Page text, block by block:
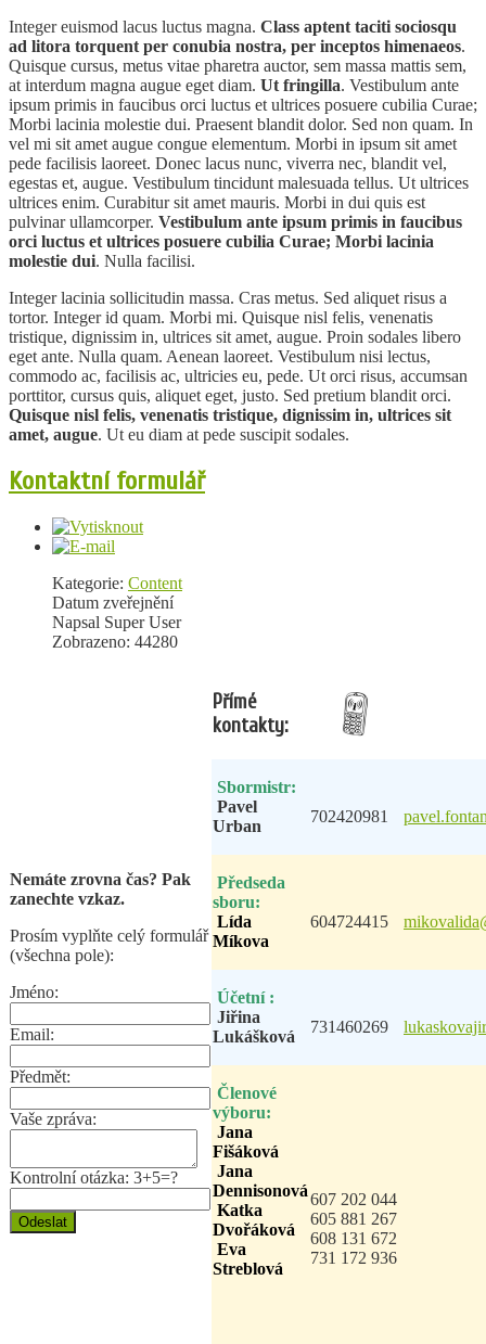
Integer euismod lacus luctus magna. Class aptent taciti sociosqu
ad litora torquent per conubia nostra, per inceptos himenaeos.
Quisque cursus, metus vitae pharetra auctor, sem massa mattis sem,
at interdum magna augue eget diam. Ut fringilla. Vestibulum ante
ipsum primis in faucibus orci luctus et ultrices posuere cubilia Curae;
Morbi lacinia molestie dui. Praesent blandit dolor. Sed non quam. In
vel mi sit amet augue congue elementum. Morbi in ipsum sit amet
pede facilisis laoreet. Donec lacus nunc, viverra nec, blandit vel,
egestas et, augue. Vestibulum tincidunt malesuada tellus. Ut ultrices
ultrices enim. Curabitur sit amet mauris. Morbi in dui quis est
pulvinar ullamcorper. Vestibulum ante ipsum primis in faucibus
orci luctus et ultrices posuere cubilia Curae; Morbi lacinia
molestie dui. Nulla facilisi.
Integer lacinia sollicitudin massa. Cras metus. Sed aliquet risus a
tortor. Integer id quam. Morbi mi. Quisque nisl felis, venenatis
tristique, dignissim in, ultrices sit amet, augue. Proin sodales libero
eget ante. Nulla quam. Aenean laoreet. Vestibulum nisi lectus,
commodo ac, facilisis ac, ultricies eu, pede. Ut orci risus, accumsan
porttitor, cursus quis, aliquet eget, justo. Sed pretium blandit orci.
Quisque nisl felis, venenatis tristique, dignissim in, ultrices sit
amet, augue. Ut eu diam at pede suscipit sodales.
Kontaktní formulář
Kategorie: Content
Datum zveřejnění
Napsal Super User
Zobrazeno: 44280
Nemáte zrovna čas? Pak
zanechte vzkaz.
Prosím vyplňte celý formulář
(všechna pole):
Jméno:
Email:
Předmět:
Vaše zpráva:
Kontrolní otázka: 3+5=?
Přímé
kontakty:
Sbormistr:
Pavel
Urban
702420981
Předseda
sboru:
Lída
Míkova
604724415
Účetní :
Jiřina
Lukášková
731460269
Členové
výboru:
Jana
Fišáková
Jana
Dennisonová
Katka
Dvořáková
Eva
Streblová
607 202 044
605 881 267
608 131 672
731 172 936